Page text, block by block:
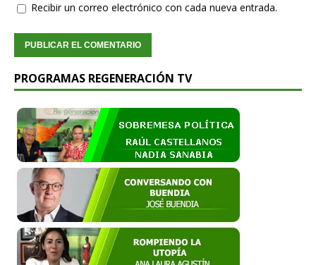
Recibir un correo electrónico con cada nueva entrada.
PROGRAMAS REGENERACIÓN TV